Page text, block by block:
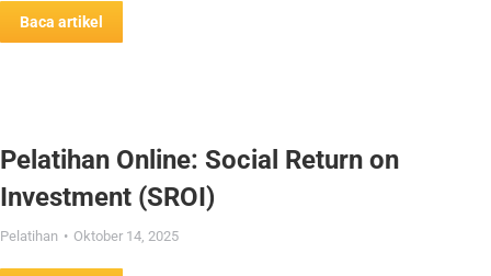
Baca artikel
Pelatihan Online: Social Return on
Investment (SROI)
Pelatihan Oktober 14, 2025